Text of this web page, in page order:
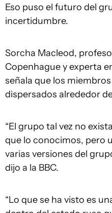
Eso puso el futuro del
incertidumbre.
Sorcha Macleod,
Copenhague y experta
señala que los
dispersados alrededor
“El grupo tal vez no
que lo conocimos, pero
varias versiones del
dijo a la BBC.
“Lo que se ha visto es